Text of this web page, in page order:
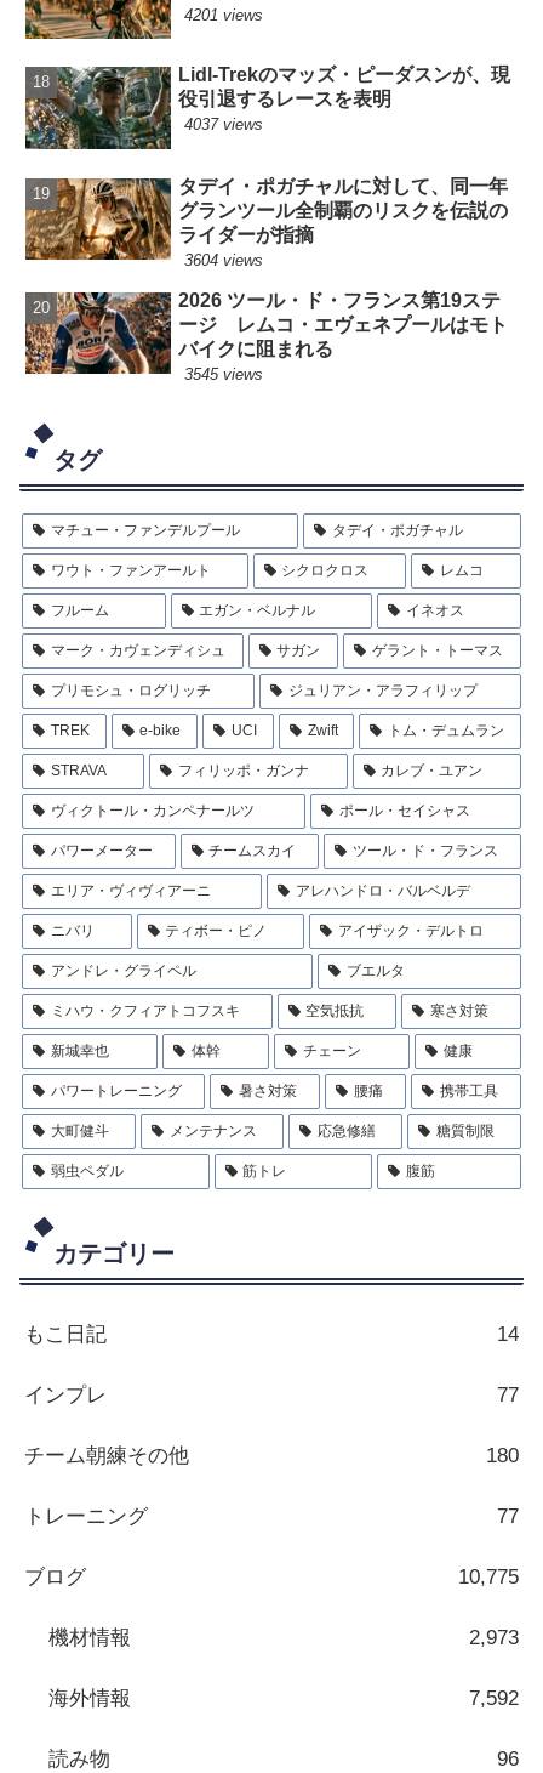
4201 views
Lidl-Trekのマッズ・ピーダスンが、現
役引退するレースを表明
4037 views
タデイ・ポガチャルに対して、同一年
グランツール全制覇のリスクを伝説の
ライダーが指摘
3604 views
2026 ツール・ド・フランス第19ステ
ージ レムコ・エヴェネプールはモト
バイクに阻まれる
3545 views
タグ
マチュー・ファンデルプール タデイ・ポガチャル
ワウト・ファンアールト シクロクロス レムコ
フルーム エガン・ベルナル イネオス
マーク・カヴェンディシュ サガン ゲラント・トーマス
プリモシュ・ログリッチ ジュリアン・アラフィリップ
TREK e-bike UCI Zwift トム・デュムラン
STRAVA フィリッポ・ガンナ カレブ・ユアン
ヴィクトール・カンペナールツ ポール・セイシャス
パワーメーター チームスカイ ツール・ド・フランス
エリア・ヴィヴィアーニ アレハンドロ・バルベルデ
ニバリ ティボー・ピノ アイザック・デルトロ
アンドレ・グライペル ブエルタ
ミハウ・クフィアトコフスキ 空気抵抗 寒さ対策
新城幸也 体幹 チェーン 健康
パワートレーニング 暑さ対策 腰痛 携帯工具
大町健斗 メンテナンス 応急修繕 糖質制限
弱虫ペダル 筋トレ 腹筋
カテゴリー
もこ日記 14
インプレ 77
チーム朝練その他 180
トレーニング 77
ブログ 10,775
機材情報 2,973
海外情報 7,592
読み物 96